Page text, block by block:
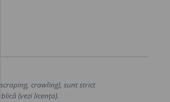
crawling), sunt strict
(vezi licența).